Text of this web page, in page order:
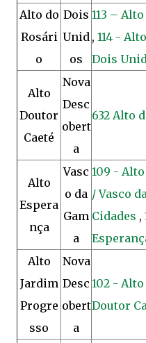
Alto do
Rosári
o
Dois
Unid
os
113 –
, 114 -
Dois
Alto
Doutor
Caeté
Nova
Desc
obert
a
632 Alto
Alto
Espera
nça
Vasc
o da
Gam
a
109 -
/ Vasco
Cidades ,
Alto
Jardim
Progre
sso
Nova
Desc
obert
a
102 -
Doutor